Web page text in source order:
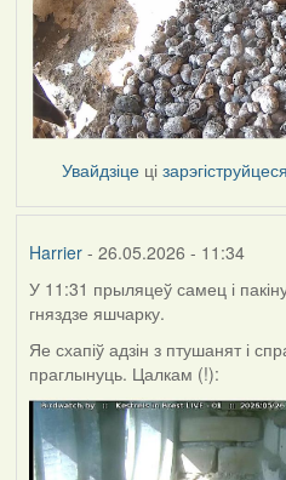
Увайдзіце цізарэгіструйцеся
Harrier- 26.05.2026 - 11:34
У 11:31 прыляцеў самец і
гняздзе яшчарку.
Яе схапіў адзін з птушанят і
праглынуць. Цалкам (!):